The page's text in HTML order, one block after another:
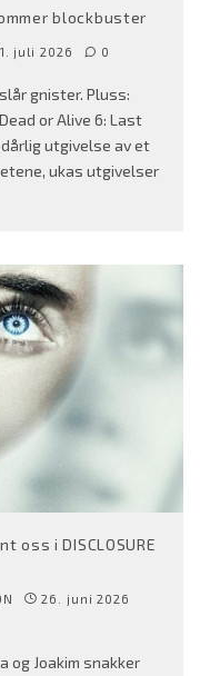
blockbuster
1. juli 2026 0
gnister. Pluss:
or Alive 6: Last
utgivelse av et
ukas utgivelser
oss i DISCLOSURE
26. juni 2026
og Joakim snakker